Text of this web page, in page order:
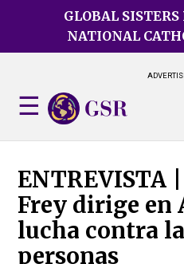
GLOBAL SISTERS
NATIONAL
ENTREVISTA
Frey dirige en
lucha contra
personas